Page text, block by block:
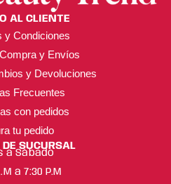
AL CLIENTE
y Condiciones
y Envíos
y Devoluciones
Frecuentes
con pedidos
tu pedido
DE SUCURSAL
a Sábado
a 7:30 P.M